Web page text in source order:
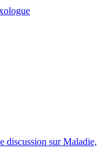
discussion sur Maladie,